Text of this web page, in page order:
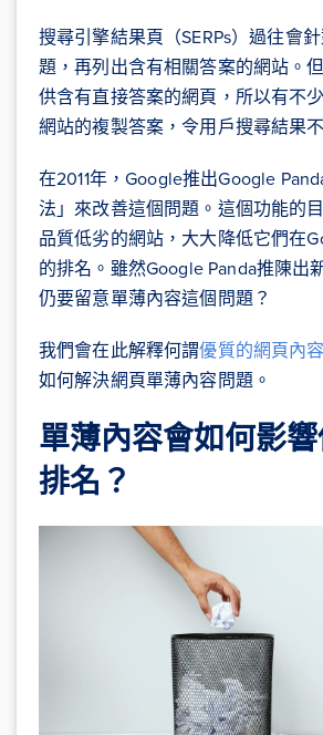
搜尋引擎結果頁（SERPs）過往會
題，再列出含有相關答案的網站。
供含有直接答案的網頁，所以有不
網站的複製答案，令用戶搜尋結果
在2011年，Google推出Google
法」來改善這個問題。這個功能的
品質低劣的網站，大大降低它們在
的排名。雖然Google Panda推陳出
仍要留意單薄內容這個問題？
我們會在此解釋何謂優質的網頁內容
如何解決網頁單薄內容問題。
單薄內容會如何影
排名？